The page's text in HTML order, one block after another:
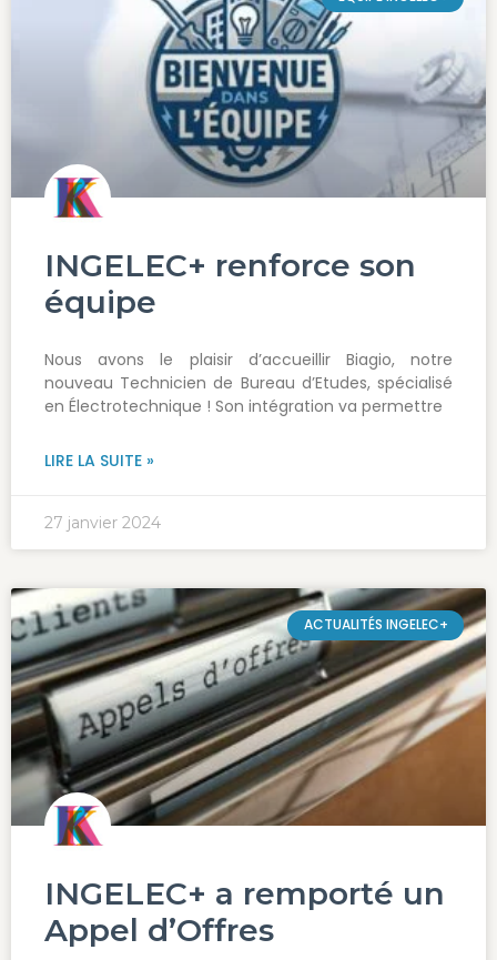
INGELEC+ renforce son
équipe
Nous avons le plaisir d’accueillir Biagio, notre
nouveau Technicien de Bureau d’Etudes, spécialisé
en Électrotechnique ! Son intégration va permettre
LIRE LA SUITE »
27 janvier 2024
ACTUALITÉS INGELEC+
INGELEC+ a remporté un
Appel d’Offres